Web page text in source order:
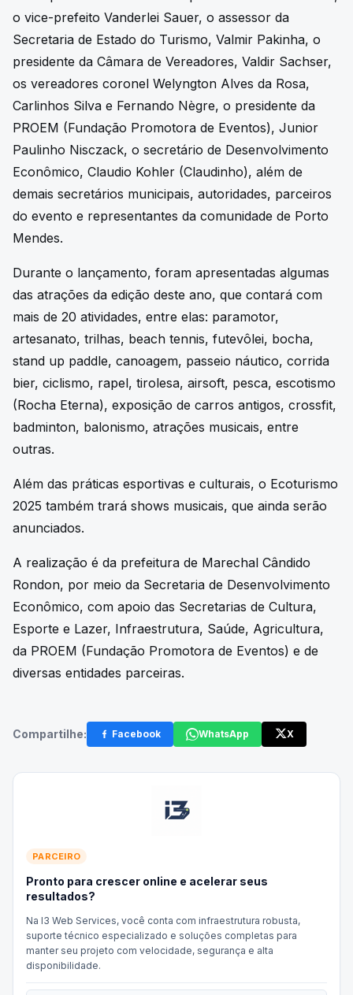
o vice-prefeito Vanderlei Sauer, o assessor da
Secretaria de Estado do Turismo, Valmir Pakinha, o
presidente da Câmara de Vereadores, Valdir Sachser,
os vereadores coronel Welyngton Alves da Rosa,
Carlinhos Silva e Fernando Nègre, o presidente da
PROEM (Fundação Promotora de Eventos), Junior
Paulinho Nisczack, o secretário de Desenvolvimento
Econômico, Claudio Kohler (Claudinho), além de
demais secretários municipais, autoridades, parceiros
do evento e representantes da comunidade de Porto
Mendes.
Durante o lançamento, foram apresentadas algumas
das atrações da edição deste ano, que contará com
mais de 20 atividades, entre elas: paramotor,
artesanato, trilhas, beach tennis, futevôlei, bocha,
stand up paddle, canoagem, passeio náutico, corrida
bier, ciclismo, rapel, tirolesa, airsoft, pesca, escotismo
(Rocha Eterna), exposição de carros antigos, crossfit,
badminton, balonismo, atrações musicais, entre
outras.
Além das práticas esportivas e culturais, o Ecoturismo
2025 também trará shows musicais, que ainda serão
anunciados.
A realização é da prefeitura de Marechal Cândido
Rondon, por meio da Secretaria de Desenvolvimento
Econômico, com apoio das Secretarias de Cultura,
Esporte e Lazer, Infraestrutura, Saúde, Agricultura,
da PROEM (Fundação Promotora de Eventos) e de
diversas entidades parceiras.
Compartilhe: Facebook WhatsApp X
PARCEIRO
Pronto para crescer online e acelerar seus
resultados?
Na I3 Web Services, você conta com infraestrutura robusta,
suporte técnico especializado e soluções completas para
manter seu projeto com velocidade, segurança e alta
disponibilidade.